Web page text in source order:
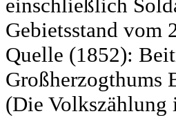
einschließlich
Gebietsstand vom
Quelle (1852):
Großherzogthums
(Die Volkszählung